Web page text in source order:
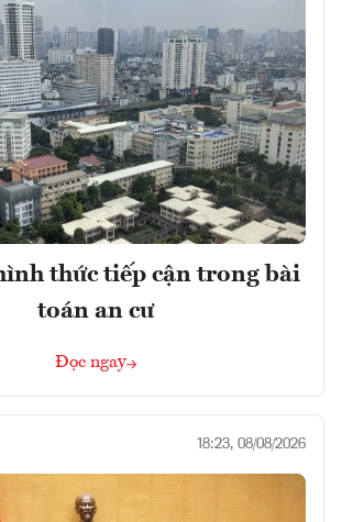
thức tiếp cận trong bài
toán an cư
Đọc ngay
18:23, 08/08/2026